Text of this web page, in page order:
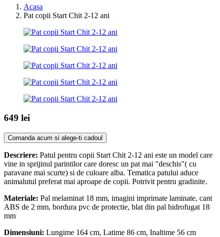
Acasa
Pat copii Start Chit 2-12 ani
649 lei
Comanda acum si alege-ti cadoul
Descriere: Patul pentru copii Start Chit 2-12 ani este un model care
vine in sprijinul parintilor care doresc un pat mai "deschis"( cu
paravane mai scurte) si de culoare alba. Tematica patului aduce
animalutul preferat mai aproape de copii. Potrivit pentru gradinite.
Materiale: Pal melaminat 18 mm, imagini imprimate laminate, cant
ABS de 2 mm, bordura pvc de protectie, blat din pal hidrofugat 18
mm
Dimensiuni: Lungime 164 cm, Latime 86 cm, Inaltime 56 cm